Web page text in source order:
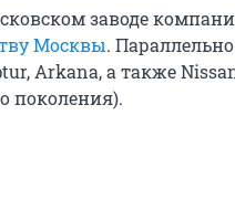
заводе
Москвы.
Arkana, а также
поколения).